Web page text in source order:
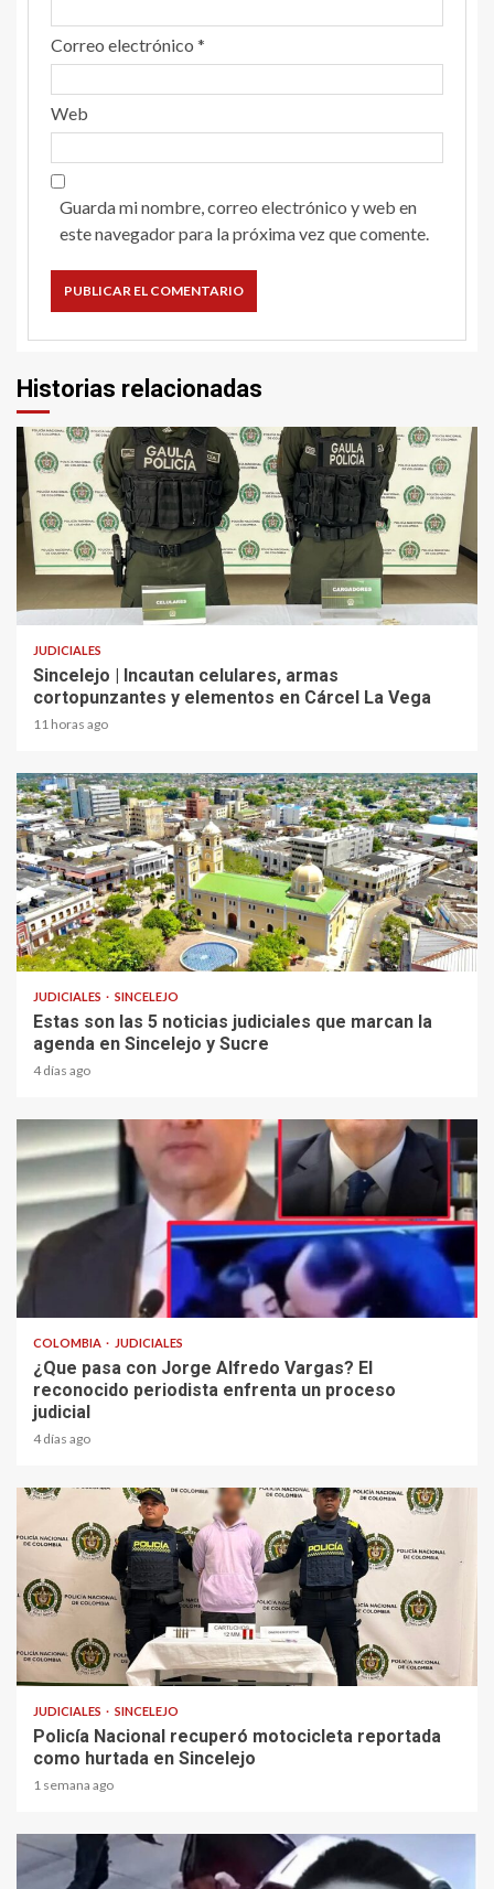
Correo electrónico *
Web
Guarda mi nombre, correo electrónico y web en
este navegador para la próxima vez que comente.
Historias relacionadas
2 min read
JUDICIALES
Sincelejo | Incautan celulares, armas
cortopunzantes y elementos en Cárcel La Vega
11 horas ago
2 min read
JUDICIALES SINCELEJO
Estas son las 5 noticias judiciales que marcan la
agenda en Sincelejo y Sucre
4 días ago
COLOMBIA JUDICIALES
¿Que pasa con Jorge Alfredo Vargas? El
reconocido periodista enfrenta un proceso
judicial
4 días ago
1 min read
JUDICIALES SINCELEJO
Policía Nacional recuperó motocicleta reportada
como hurtada en Sincelejo
1 semana ago